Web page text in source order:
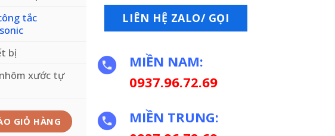
tắc
bị
xước tự
Wide WEG6502-1 số lượng
GIỎ HÀNG
LIÊN HỆ ZALO/ GỌI
MIỀN NAM:
0937.96.72.69
MIỀN TRUNG: